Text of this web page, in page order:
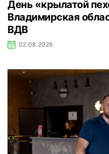
День «крылатой
Владимирская
ВДВ
02.08.2026